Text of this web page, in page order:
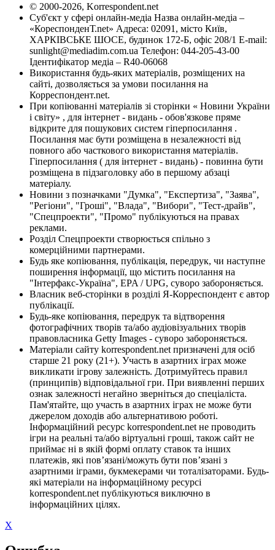
© 2000-2026, Korrespondent.net
Суб'єкт у сфері онлайн-медіа Назва онлайн-медіа –
«КореспонденТ.net» Адреса: 02091, місто Київ,
ХАРКІВСЬКЕ ШОСЕ, будинок 172-Б, офіс 208/1 E-mail:
sunlight@mediadim.com.ua Телефон: 044-205-43-00
Ідентифікатор медіа – R40-06068
Використання будь-яких матеріалів, розміщених на
сайті, дозволяється за умови посилання на
Корреспондент.net.
При копіюванні матеріалів зі сторінки « Новини України
і світу» , для інтернет - видань - обов'язкове пряме
відкрите для пошукових систем гіперпосилання .
Посилання має бути розміщена в незалежності від
повного або часткового використання матеріалів.
Гіперпосилання ( для інтернет - видань) - повинна бути
розміщена в підзаголовку або в першому абзаці
матеріалу.
Новини з позначками "Думка", "Експертиза", "Заява",
"Регіони", "Гроші", "Влада", "Вибори", "Тест-драйв",
"Спецпроекти", "Промо" публікуються на правах
реклами.
Розділ Спецпроекти створюється спільно з
комерційними партнерами.
Будь яке копіювання, публікація, передрук, чи наступне
поширення інформації, що містить посилання на
"Інтерфакс-Україна", EPA / UPG, суворо забороняється.
Власник веб-сторінки в розділі Я-Корреспондент є автор
публікації.
Будь-яке копіювання, передрук та відтворення
фотографічних творів та/або аудіовізуальних творів
правовласника Getty Images - суворо забороняється.
Матеріали сайту korrespondent.net призначені для осіб
старше 21 року (21+). Участь в азартних іграх може
викликати ігрову залежність. Дотримуйтесь правил
(принципів) відповідальної гри. При виявленні перших
ознак залежності негайно зверніться до спеціаліста.
Пам'ятайте, що участь в азартних іграх не може бути
джерелом доходів або альтернативою роботі.
Інформаційний ресурс korrespondent.net не проводить
ігри на реальні та/або віртуальні гроші, також сайт не
приймає ні в якій формі оплату ставок та інших
платежів, які пов’язані/можуть бути пов’язані з
азартними іграми, букмекерами чи тоталізаторами. Будь-
які матеріали на інформаційному ресурсі
korrespondent.net публікуються виключно в
інформаційних цілях.
X